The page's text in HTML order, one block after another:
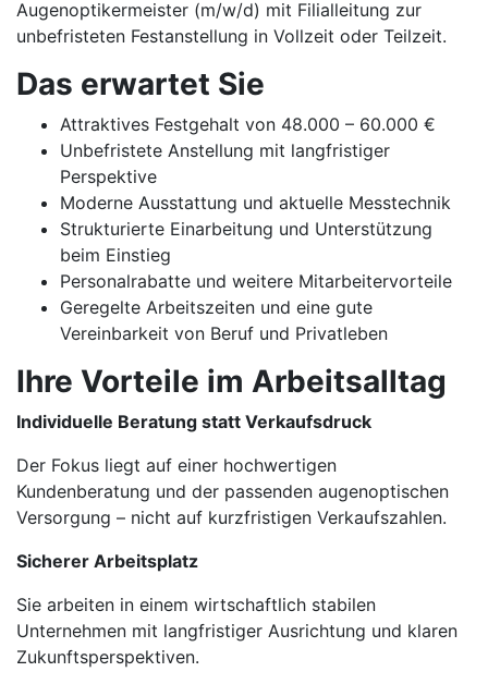
Augenoptikermeister (m/w/d) mit Filialleitung zur
unbefristeten Festanstellung in Vollzeit oder Teilzeit.
Das erwartet Sie
Attraktives Festgehalt von 48.000 – 60.000 €
Unbefristete Anstellung mit langfristiger
Perspektive
Moderne Ausstattung und aktuelle Messtechnik
Strukturierte Einarbeitung und Unterstützung
beim Einstieg
Personalrabatte und weitere Mitarbeitervorteile
Geregelte Arbeitszeiten und eine gute
Vereinbarkeit von Beruf und Privatleben
Ihre Vorteile im Arbeitsalltag
Individuelle Beratung statt Verkaufsdruck
Der Fokus liegt auf einer hochwertigen
Kundenberatung und der passenden augenoptischen
Versorgung – nicht auf kurzfristigen Verkaufszahlen.
Sicherer Arbeitsplatz
Sie arbeiten in einem wirtschaftlich stabilen
Unternehmen mit langfristiger Ausrichtung und klaren
Zukunftsperspektiven.